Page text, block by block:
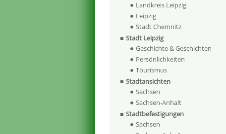
Landkreis Leipzig
Leipzig
Stadt Chemnitz
Stadt Leipzig
Geschichte & Geschichten
Persönlichkeiten
Tourismus
Stadtansichten
Sachsen
Sachsen-Anhalt
Stadtbefestigungen
Sachsen